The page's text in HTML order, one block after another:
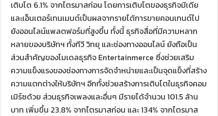
เติบโต 6.1% จากไตรมาสก่อน โดยการเติบโตของธุรกิจมีเดีย
และเอ็นเตอร์เทนเมนต์เป็นผลจากรายได้การขายคอนเทนต์ไป
ยังออนไลน์แพลตฟอร์มที่สูงขึ้น ทั้งนี้ ธุรกิจสื่อที่มีความหลาก
หลายของบริษัทฯ ทั้งทีวี วิทยุ และช่องทางออนไลน์ ยังถือเป็น
ส่วนสำคัญของโมเดลธุรกิจ Entertainmerce ซึ่งช่วยเสริม
ความแข็งแรงของช่องทางการจัดจำหน่ายและเป็นจุดแข็งที่สร้าง
ความแตกต่างให้บริษัทฯ อีกทั้งช่วยสร้างการเติบโตในธุรกิจคอม
เมิร์ซด้วย ส่วนธุรกิจเพลงและอื่นๆ มีรายได้จำนวน 101.5 ล้าน
บาท เพิ่มขึ้น 23.8% จากไตรมาสก่อน และ 134% จากไตรมาส